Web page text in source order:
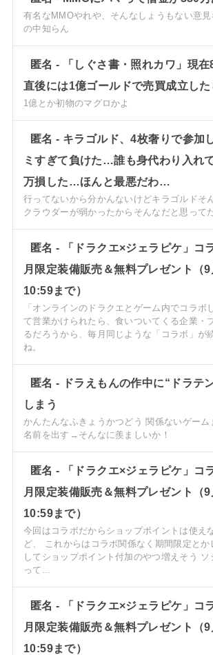
有名なMMOやれや、そんなしょうもない意
の中知らん
匿名-
「しぐさ書・照れカワ」現
直後には1億ゴールドで売買成立し
1億とか初物のマグロかよ
匿名- キラゴルド、4枚奢りで参加
ミすぎて負けた…誰も身代わり入れ
万損した…ほんと最悪だわ…
行ってないから分かんないけどキラゴルドそ
クラウダーが弱かったからそんなだと思って
匿名-
「ドラクエ×ジェラピケ」コ
月限定装備販売＆無料プレゼント（9
10:59まで）
「オンラインのドラクエとゲーム内でコラボ
て営業かけられたら、食いついてくる企業・
るだろうから、毎月同じような「コラボ」が
ね。
匿名- ドラえもんの作中に“ドラテ
しまう
かんたんなふきょうかつどう 関係ないゲーム
名前を出す→そんなに羨ましいか！
匿名-
「ドラクエ×ジェラピケ」コ
月限定装備販売＆無料プレゼント（9
10:59まで）
今回はコラボだからショップポイントは使え
ど、 これからはコラボ関係なく期間限定と
してショップポイント付加のやつ増えそう
って...
匿名-
「ドラクエ×ジェラピケ」コ
月限定装備販売＆無料プレゼント（9
10:59まで）